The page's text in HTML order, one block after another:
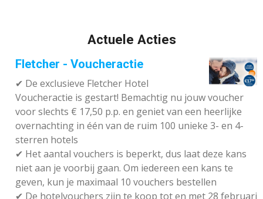
Actuele Acties
Fletcher - Voucheractie
✔ De exclusieve Fletcher Hotel
Voucheractie is gestart! Bemachtig nu jouw voucher
voor slechts € 17,50 p.p. en geniet van een heerlijke
overnachting in één van de ruim 100 unieke 3- en 4-
sterren hotels
✔ Het aantal vouchers is beperkt, dus laat deze kans
niet aan je voorbij gaan. Om iedereen een kans te
geven, kun je maximaal 10 vouchers bestellen
✔ De hotelvouchers zijn te koop tot en met 28 februari